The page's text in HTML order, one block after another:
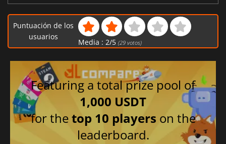
Puntuación de los
usuarios
Media : 2/5 (29votos)
Featuring a total prize pool of
1,000 USDT
for thetop 10 players on the
leaderboard.